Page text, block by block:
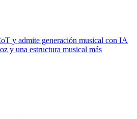
y admite generación musical con IA
y una estructura musical más